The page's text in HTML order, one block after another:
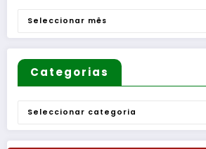
Arquivo
Categorias
Categorias